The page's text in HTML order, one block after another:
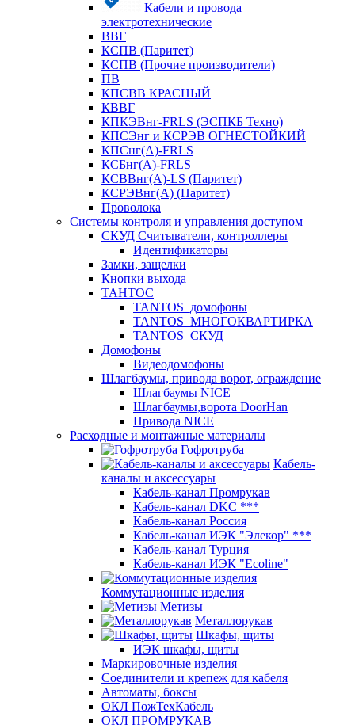
Кабели и провода
электротехнические
ВВГ
КСПВ (Паритет)
КСПВ (Прочие производители)
ПВ
КПСВВ КРАСНЫЙ
КВВГ
КПКЭВнг-FRLS (ЭСПКБ Техно)
КПСЭнг и КСРЭВ ОГНЕСТОЙКИЙ
КПСнг(А)-FRLS
КСБнг(А)-FRLS
КСВВнг(А)-LS (Паритет)
КСРЭВнг(А) (Паритет)
Проволока
Системы контроля и управления доступом
СКУД Считыватели, контроллеры
Идентификаторы
Замки, защелки
Кнопки выхода
ТАНТОС
TANTOS_домофоны
TANTOS_МНОГОКВАРТИРКА
TANTOS_СКУД
Домофоны
Видеодомофоны
Шлагбаумы, привода ворот, ограждение
Шлагбаумы NICE
Шлагбаумы,ворота DoorHan
Привода NICE
Расходные и монтажные материалы
Гофротруба
Кабель-
каналы и аксессуары
Кабель-канал Промрукав
Кабель-канал DKC ***
Кабель-канал Россия
Кабель-канал ИЭК "Элекор" ***
Кабель-канал Турция
Кабель-канал ИЭК "Ecoline"
Коммутационные изделия
Метизы
Металлорукав
Шкафы, щиты
ИЭК шкафы, щиты
Маркировочные изделия
Соединители и крепеж для кабеля
Автоматы, боксы
ОКЛ ПожТехКабель
ОКЛ ПРОМРУКАВ